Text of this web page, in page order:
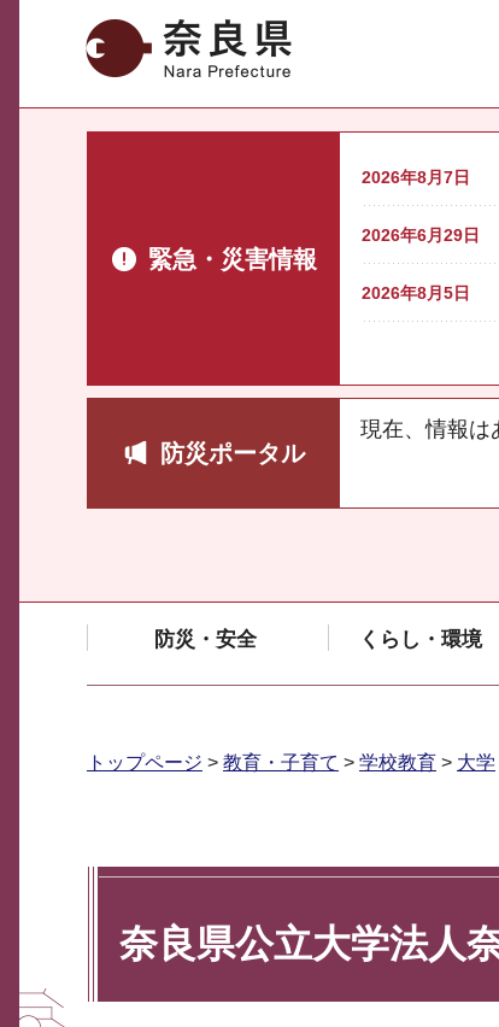
奈良県
緊急・災害情報
2026年8月7日
2026年6月29日
2026年8月5日
防災ポータル
現在、情報は
防災・安全 くらし・環境
トップページ > 教育・子育て > 学校教育 > 大学
奈良県公立大学法人